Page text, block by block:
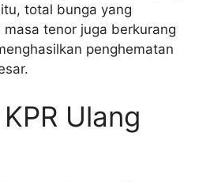
total bunga yang
tenor juga berkurang
penghematan
Ulang